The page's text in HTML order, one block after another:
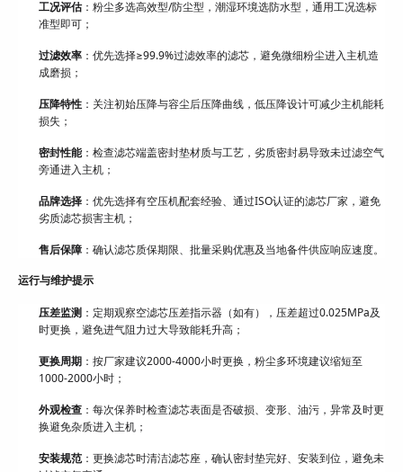
工况评估：粉尘多选高效型/防尘型，潮湿环境选防水型，通用工况选标
准型即可；
过滤效率：优先选择≥99.9%过滤效率的滤芯，避免微细粉尘进入主机造
成磨损；
压降特性：关注初始压降与容尘后压降曲线，低压降设计可减少主机能耗
损失；
密封性能：检查滤芯端盖密封垫材质与工艺，劣质密封易导致未过滤空气
旁通进入主机；
品牌选择：优先选择有空压机配套经验、通过ISO认证的滤芯厂家，避免
劣质滤芯损害主机；
售后保障：确认滤芯质保期限、批量采购优惠及当地备件供应响应速度。
运行与维护提示
压差监测：定期观察空滤芯压差指示器（如有），压差超过0.025MPa及
时更换，避免进气阻力过大导致能耗升高；
更换周期：按厂家建议2000-4000小时更换，粉尘多环境建议缩短至
1000-2000小时；
外观检查：每次保养时检查滤芯表面是否破损、变形、油污，异常及时更
换避免杂质进入主机；
安装规范：更换滤芯时清洁滤芯座，确认密封垫完好、安装到位，避免未